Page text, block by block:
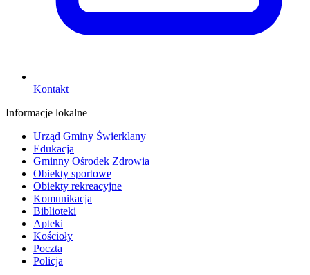
Kontakt
Informacje lokalne
Urząd Gminy Świerklany
Edukacja
Gminny Ośrodek Zdrowia
Obiekty sportowe
Obiekty rekreacyjne
Komunikacja
Biblioteki
Apteki
Kościoły
Poczta
Policja